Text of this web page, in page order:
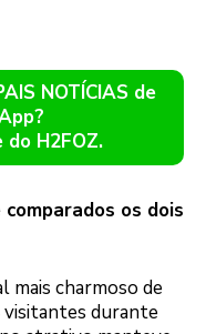
NOTÍCIAS de
H2FOZ.
os dois
mais charmoso de
visitantes durante